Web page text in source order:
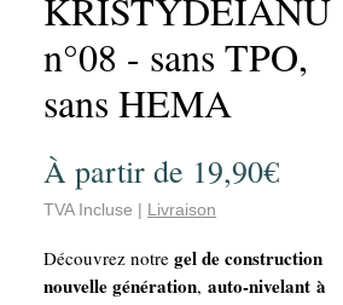
KRISTYDEIANU
n°08 - sans TPO,
sans HEMA
À partir de 19,90€Prix
TVA Incluse | Livraison
Découvrez notre gel de construction
nouvelle génération, auto-nivelant à